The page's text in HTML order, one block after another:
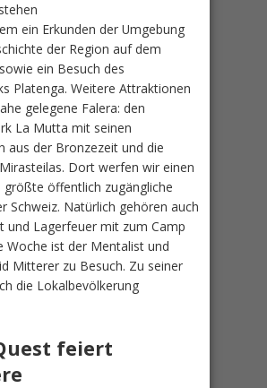
ein Erkunden der Umgebung
der Region auf dem
ein Besuch des
Platenga. Weitere Attraktionen
gelegene Falera: den
La Mutta mit seinen
aus der Bronzezeit und die
Dort werfen wir einen
größte öffentlich zugängliche
Schweiz. Natürlich gehören auch
und Lagerfeuer mit zum Camp
Woche ist der Mentalist und
Mitterer zu Besuch. Zu seiner
die Lokalbevölkerung
feiert